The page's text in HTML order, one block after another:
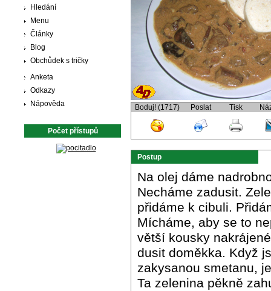
Hledání
Menu
Články
Blog
Obchůdek s tričky
Anketa
Odkazy
Nápověda
Počet přístupů
Boduj! (1717) Poslat Tisk
Postup
Na olej dáme
Necháme zadusit.
přidáme k cibuli.
Mícháme, aby se to
větší kousky
dusit doměkka. Když
zakysanou smetanu,
Ta zelenina pěkně